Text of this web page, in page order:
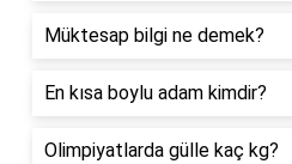
Müktesap bilgi ne demek?
En kısa boylu adam kimdir?
Olimpiyatlarda gülle kaç kg?